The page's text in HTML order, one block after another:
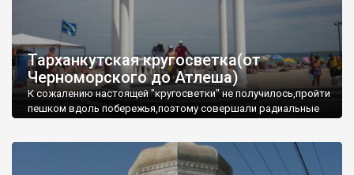
Тарханкутская кругосветка(от
Черноморского до Атлеша)
К сожалению настоящей "кругосветки" не получилось,пройти
пешком вдоль побережья,поэтому совершали радиальные